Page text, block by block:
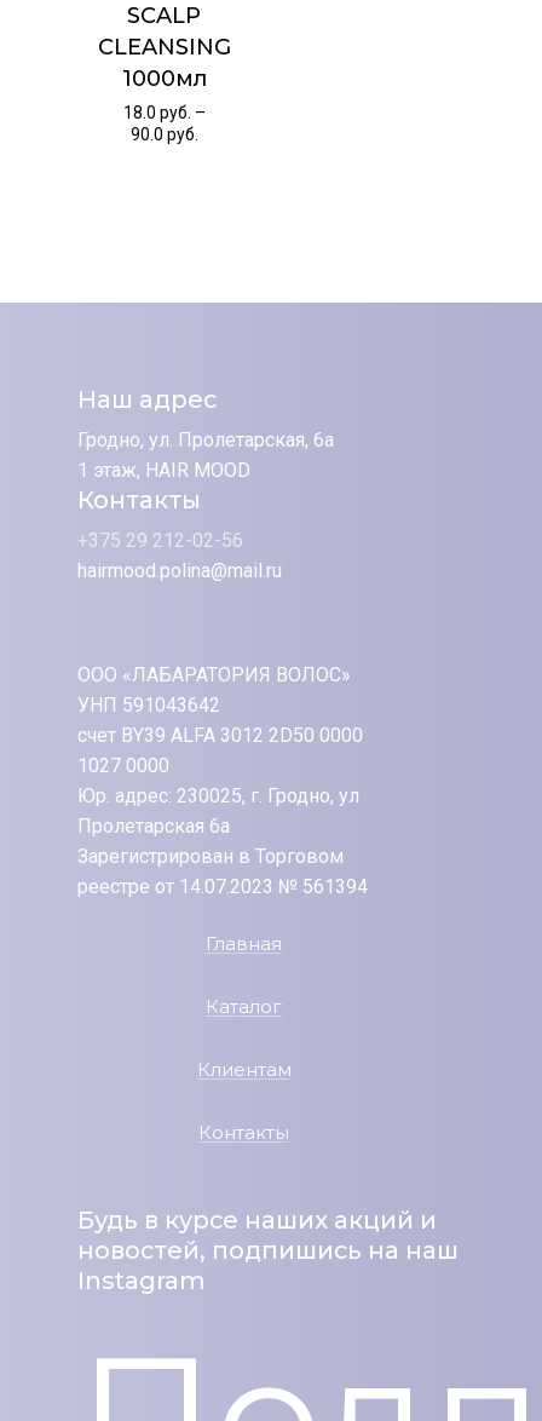
SCALP
CLEANSING
1000мл
18.0 руб. –
90.0 руб.
Наш адрес
Гродно, ул. Пролетарская, 6а
1 этаж, HAIR MOOD
Контакты
+375 29 212-02-56
hairmood.polina@mail.ru
ООО «ЛАБАРАТОРИЯ ВОЛОС»
УНП 591043642
счет BY39 ALFA 3012 2D50 0000
1027 0000
Юр. адрес: 230025, г. Гродно, ул
Пролетарская 6а
Зарегистрирован в Торговом
реестре от 14.07.2023 № 561394
Главная
Каталог
Клиентам
Контакты
Будь в курсе наших акций и
новостей, подпишись на наш
Instagram